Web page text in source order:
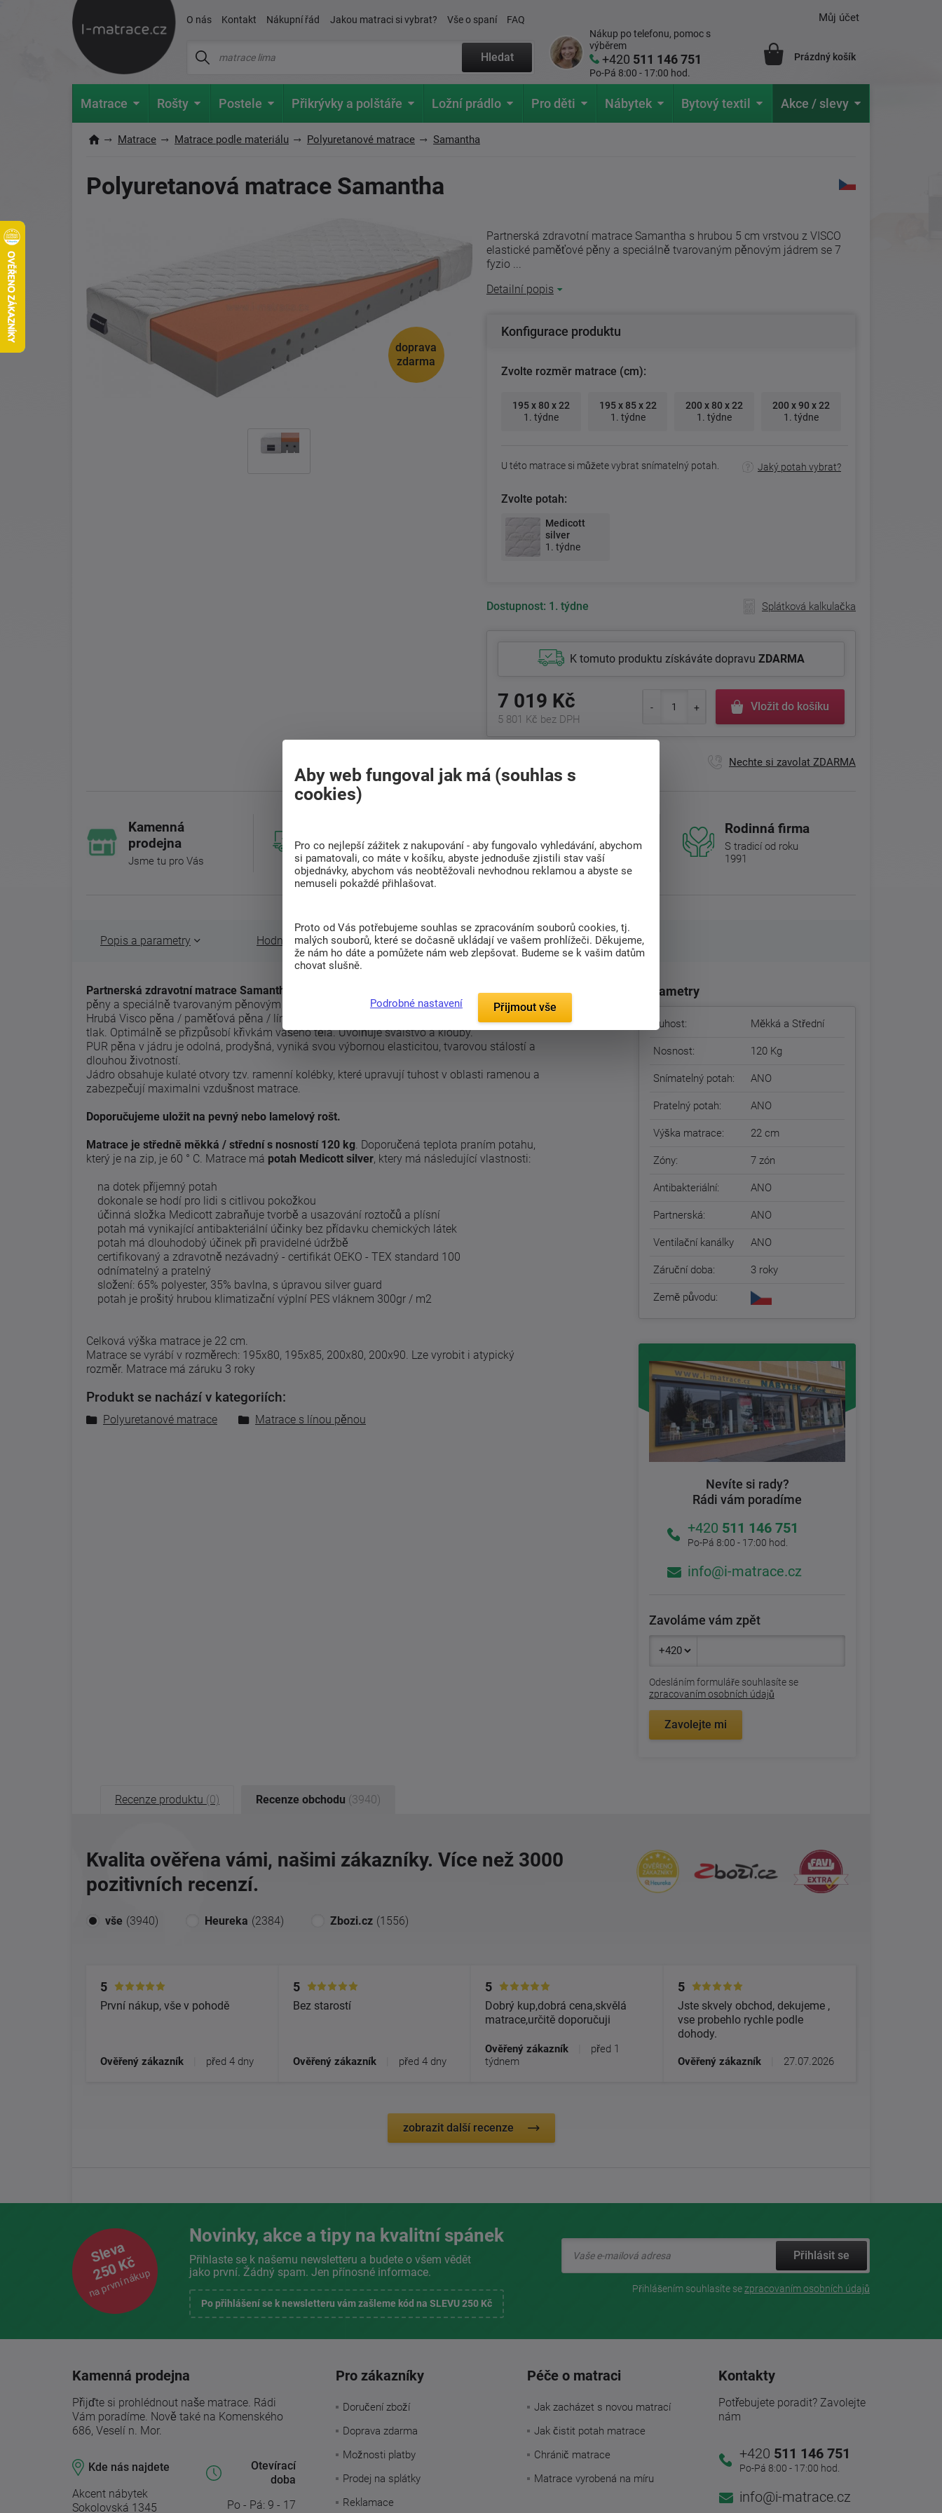
O nás Kontakt Nákupní řád Jakou matraci si vybrat? Vše o spaní FAQ
Hledat
Nákup po telefonu, pomoc s
výběrem
+420 511 146 751
Po-Pá 8:00 - 17:00 hod.
Můj účet
Prázdný košík
Matrace Rošty Postele Přikrývky a polštáře Ložní prádlo Pro děti Nábytek Bytový textil Akce / slevy
Matrace Matrace podle materiálu Polyuretanové matrace Samantha
Polyuretanová matrace Samantha
doprava
zdarma
Partnerská zdravotní matrace Samantha s hrubou 5 cm vrstvou z VISCO
elastické paměťové pěny a speciálně tvarovaným pěnovým jádrem se 7
fyzio ...
Detailní popis
Konfigurace produktu
Zvolte rozměr matrace (cm):
195 x 80 x 22
1. týdne
195 x 85 x 22
1. týdne
200 x 80 x 22
1. týdne
200 x 90 x 22
1. týdne
U této matrace si můžete vybrat snímatelný potah. Jaký potah vybrat?
Zvolte potah:
Medicott
silver
1. týdne
Dostupnost: 1. týdne Splátková kalkulačka
K tomuto produktu získáváte dopravu ZDARMA
7 019 Kč
5 801 Kč bez DPH
Vložit do košíku
Po-Pá 8:00 - 17:00 hod.
Nechte si zavolat ZDARMA
Kamenná
prodejna
Jsme tu pro Vás
ZDARMA
Při nákupu nad 6 000
Kč
výběrem
Najděte vhodnou matraci
Rodinná firma
S tradicí od roku
1991
Popis a parametry Hodnocení (0)
Partnerská zdravotní matrace Samantha
s hrubou 5 cm vrstvou z VISCO elastické paměťové
pěny a speciálně tvarovaným pěnovým jádrem se 7 fyzio zónami.
Hrubá Visco pěna / paměťová pěna / líná pěna s paměťovým efektem reaguje na teplo a
tlak. Optimálně se přizpůsobí křivkám vašeho těla.Uvolňuje svalstvo a klouby.
PUR pěna v jádru je odolná, prodyšná, vyniká svou výbornou elasticitou, tvarovou stálostí a
dlouhou životností.
Jádro obsahuje kulaté otvory tzv. ramenní kolébky, které upravují tuhost v oblasti ramenou a
zabezpečují maximalni vzdušnost matrace.
Doporučujeme uložit na pevný nebo lamelový rošt.
Matrace je středně měkká / střední s nosností 120 kg Doporučená teplota praním potahu,
který je na zip, je 60 ° C. Matrace má potah Medicott silver, ktery má následující vlastnosti:
na dotek příjemný potah
dokonale se hodí pro lidi s citlivou pokožkou
účinná složka Medicott zabraňuje tvorbě a usazování roztočů a plísní
potah má vynikající antibakteriální účinky bez přídavku chemických látek
potah má dlouhodobý účinek při pravidelné údržbě
certifikovaný a zdravotně nezávadný - certifikát OEKO - TEX standard 100
odnímatelný a pratelný
složení: 65% polyester, 35% bavlna, s úpravou silver guard
potah je prošitý hrubou klimatizační výplní PES vláknem 300gr / m2
Celková výška matrace je 22 cm.
Matrace se vyrábí v rozměrech: 195x80, 195x85, 200x80, 200x90. Lze vyrobit i atypický
rozměr. Matrace má záruku 3 roky
Produkt se nachází v kategoriích:
Polyuretanové matrace Matrace s línou pěnou
Parametry
Tuhost: Měkká a Střední
Nosnost: 120 Kg
Snímatelný potah: ANO
Pratelný potah: ANO
Výška matrace: 22 cm
Zóny: 7 zón
Antibakteriální: ANO
Partnerská: ANO
Ventilační kanálky ANO
Záruční doba: 3 roky
Země původu:
Nevíte si rady?
Rádi vám poradíme
+420 511 146 751
Po-Pá 8:00 - 17:00 hod.
info@i-matrace.cz
Zavoláme vám zpět
Odesláním formuláře souhlasíte se
zpracovaním osobních údajů
Zavolejte mi
Recenze produktu (0) Recenze obchodu (3940)
Kvalita ověřena vámi, našimi zákazníky. Více než 3000
pozitivních recenzí.
vše (3940) Heureka (2384) Zbozi.cz (1556)
5
První nákup, vše v pohodě
Ověřený zákazník před 4 dny
5
Bez starostí
Ověřený zákazník před 4 dny
5
Dobrý kup,dobrá cena,skvělá
matrace,určitě doporučuji
Ověřený zákazník
před 1
týdnem
5
Jste skvely obchod, dekujeme ,
vse probehlo rychle podle
dohody.
Ověřený zákazník 27.07.2026
zobrazit další recenze
Sleva
250 Kč
na první nákup
Novinky, akce a tipy na kvalitní spánek
Přihlaste se k našemu newsletteru a budete o všem vědět
jako první. Žádný spam. Jen přínosné informace.
Po přihlášení se k newsletteru vám zašleme kód na SLEVU 250 Kč
Přihlásit se
Přihlášením souhlasíte sezpracovaním osobních údajů
Kamenná prodejna
Přijďte si prohlédnout naše matrace. Rádi
Vám poradíme. Nově také na Komenského
686, Veselí n. Mor.
Kde nás najdete
Akcent nábytek
Sokolovská 1345
Otevírací
doba
Po - Pá: 9 - 17
Pro zákazníky
Doručení zboží
Doprava zdarma
Možnosti platby
Prodej na splátky
Reklamace
Péče o matraci
Jak zacházet s novou matrací
Jak čistit potah matrace
Chránič matrace
Matrace vyrobená na míru
Kontakty
Potřebujete poradit? Zavolejte
nám
+420 511 146 751
Po-Pá 8:00 - 17:00 hod.
info@i-matrace.cz
Aby web fungoval jak má (souhlas s
cookies)
Pro co nejlepší zážitek z nakupování - aby fungovalo vyhledávání, abychom
si pamatovali, co máte v košíku, abyste jednoduše zjistili stav vaší
objednávky, abychom vás neobtěžovali nevhodnou reklamou a abyste se
nemuseli pokaždé přihlašovat.
Proto od Vás potřebujeme souhlas se zpracováním souborů cookies, tj.
malých souborů, které se dočasně ukládají ve vašem prohlížeči. Děkujeme,
že nám ho dáte a pomůžete nám web zlepšovat. Budeme se k vašim datům
chovat slušně.
Podrobné nastavení Přijmout vše